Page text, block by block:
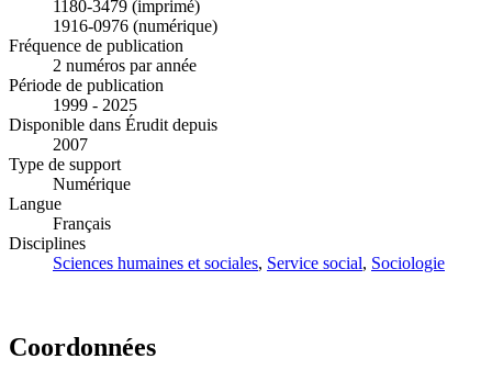
1180-3479 (imprimé)
1916-0976 (numérique)
Fréquence de publication
2 numéros par année
Période de publication
1999 - 2025
Disponible dans Érudit depuis
2007
Type de support
Numérique
Langue
Français
Disciplines
Sciences humaines et sociales, Service social, Sociologie
Coordonnées